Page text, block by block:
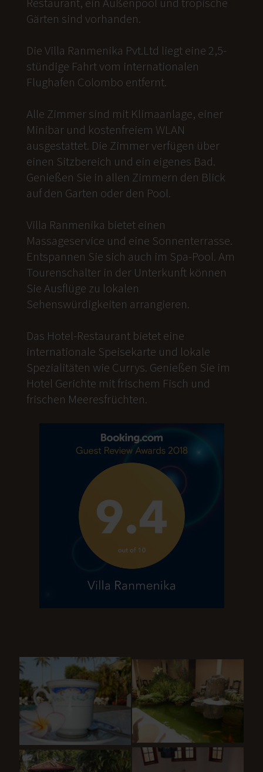
Gärten sind vorhanden.
Die Villa Ranmenika Pvt.Ltd liegt eine 2,5-
stündige Fahrt vom internationalen
Flughafen Colombo entfernt.
Alle Zimmer sind mit Klimaanlage, einer
Minibar und kostenfreiem WLAN
ausgestattet. Die Zimmer verfügen über
einen Sitzbereich und ein eigenes Bad.
Genießen Sie in allen Zimmern den Blick
auf den Garten oder den Pool.
Villa Ranmenika bietet einen
Massageservice und eine Sonnenterrasse.
Entspannen Sie sich auch im Spa-Pool. Am
Tourenschalter in der Unterkunft können
Sie Ausflüge zu lokalen
Sehenswürdigkeiten arrangieren.
Das Hotel-Restaurant bietet eine
internationale Speisekarte und lokale
Spezialitäten wie Currys. Genießen Sie im
Hotel Gerichte mit frischem Fisch und
frischen Meeresfrüchten.